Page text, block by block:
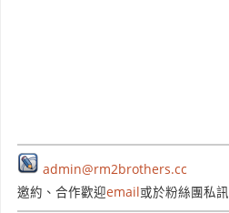
admin@rm2brothers.cc
邀約、合作歡迎email或於粉絲團私訊